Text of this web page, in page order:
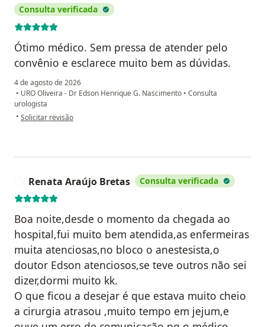
Consulta verificada
Ótimo médico. Sem pressa de atender pelo
convênio e esclarece muito bem as dúvidas.
4 de agosto de 2026
• URO Oliveira - Dr Edson Henrique G. Nascimento • Consulta
urologista
• na opinião do utilizador Margareth Maria Abucater Viglioni
Solicitar revisão
Renata Araújo Bretas Consulta verificada
Boa noite,desde o momento da chegada ao
hospital,fui muito bem atendida,as enfermeiras
muita atenciosas,no bloco o anestesista,o
doutor Edson atenciosos,se teve outros não sei
dizer,dormi muito kk.
O que ficou a desejar é que estava muito cheio
a cirurgia atrasou ,muito tempo em jejum,e